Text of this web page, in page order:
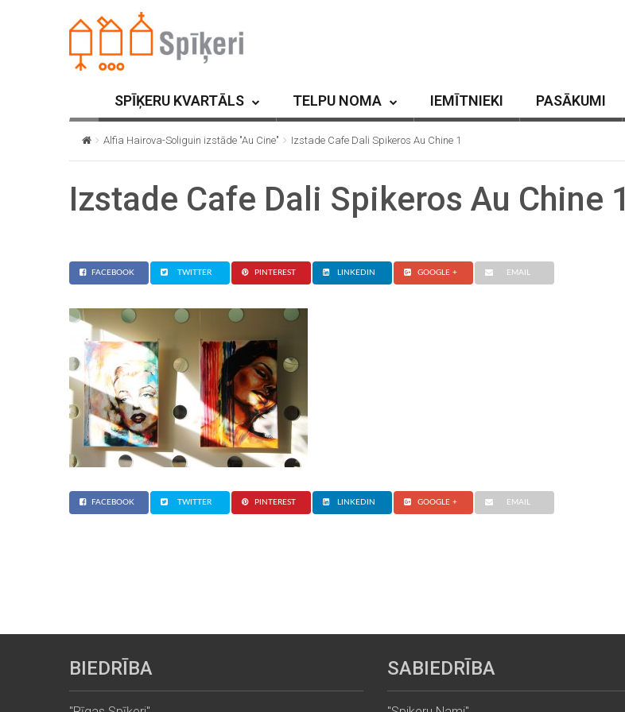
SPĪĶERU KVARTĀLS TELPU NOMA IEMĪTNIEKI PASĀKUMI
Alfia Hairova-Soliguin izstāde "Au Cine" Izstade Cafe Dali Spikeros Au Chine 1
Izstade Cafe Dali Spikeros Au Chine 1
FACEBOOK TWITTER PINTEREST LINKEDIN GOOGLE + EMAIL
FACEBOOK TWITTER PINTEREST LINKEDIN GOOGLE + EMAIL
BIEDRĪBA SABIEDRĪBA